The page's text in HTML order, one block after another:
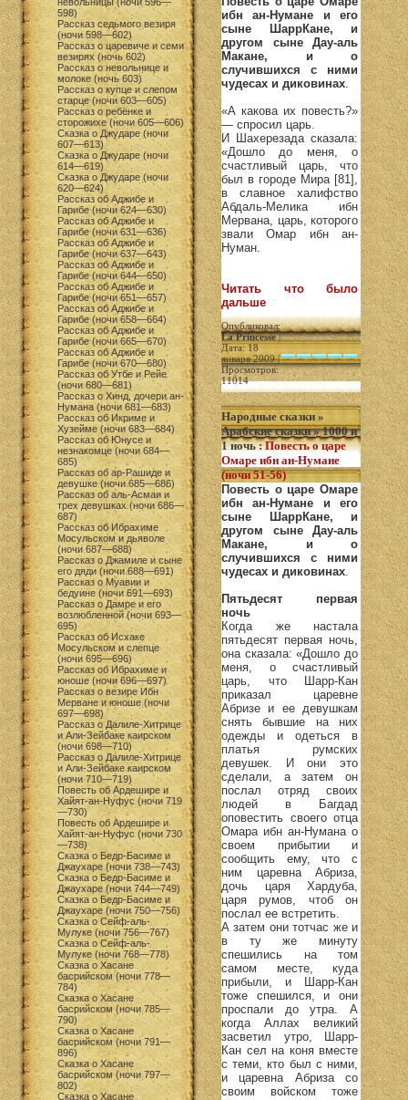
598)
Рассказ седьмого везиря
(ночи 598—602)
Рассказ о царевиче и семи
везирях (ночь 602)
Рассказ о невольнице и
молоке (ночь 603)
Рассказ о купце и слепом
старце (ночи 603—605)
Рассказ о ребёнке и
сторожихе (ночи 605—606)
Сказка о Джударе (ночи
607—613)
Сказка о Джударе (ночи
614—619)
Сказка о Джударе (ночи
620—624)
Рассказ об Аджибе и
Гарибе (ночи 624—630)
Рассказ об Аджибе и
Гарибе (ночи 631—636)
Рассказ об Аджибе и
Гарибе (ночи 637—643)
Рассказ об Аджибе и
Гарибе (ночи 644—650)
Рассказ об Аджибе и
Гарибе (ночи 651—657)
Рассказ об Аджибе и
Гарибе (ночи 658—664)
Рассказ об Аджибе и
Гарибе (ночи 665—670)
Рассказ об Аджибе и
Гарибе (ночи 670—680)
Рассказ об Утбе и Рейе
(ночи 680—681)
Рассказ о Хинд, дочери ан-
Нумана (ночи 681—683)
Рассказ об Икриме и
Хузейме (ночи 683—684)
Рассказ об Юнусе и
незнакомце (ночи 684—
685)
Рассказ об ар-Рашиде и
девушке (ночи 685—686)
Рассказ об аль-Асмаи и
трех девушках (ночи 686—
687)
Рассказ об Ибрахиме
Мосульском и дьяволе
(ночи 687—688)
Рассказ о Джамиле и сыне
его дяди (ночи 688—691)
Рассказ о Муавии и
бедуине (ночи 691—693)
Рассказ о Дамре и его
возлюбленной (ночи 693—
695)
Рассказ об Исхаке
Мосульском и слепце
(ночи 695—696)
Рассказ об Ибрахиме и
юноше (ночи 696—697)
Рассказ о везире Ибн
Мерване и юноше (ночи
697—698)
Рассказ о Далиле-Хитрице
и Али-Зейбаке каирском
(ночи 698—710)
Рассказ о Далиле-Хитрице
и Али-Зейбаке каирском
(ночи 710—719)
Повесть об Ардешире и
Хайят-ан-Нуфус (ночи 719
—730)
Повесть об Ардешире и
Хайят-ан-Нуфус (ночи 730
—738)
Сказка о Бедр-Басиме и
Джаухаре (ночи 738—743)
Сказка о Бедр-Басиме и
Джаухаре (ночи 744—749)
Сказка о Бедр-Басиме и
Джаухаре (ночи 750—756)
Сказка о Сейф-аль-
Мулуке (ночи 756—767)
Сказка о Сейф-аль-
Мулуке (ночи 768—778)
Сказка о Хасане
басрийском (ночи 778—
784)
Сказка о Хасане
басрийском (ночи 785—
790)
Сказка о Хасане
басрийском (ночи 791—
896)
Сказка о Хасане
басрийском (ночи 797—
802)
Сказка о Хасане
ибн ан-Нумане и его
сыне ШаррКане, и
другом сыне Дау-аль
Макане, и о
случившихся с ними
чудесах и диковинах.
«А какова их повесть?»
— спросил царь.
И Шахерезада сказала:
«Дошло до меня, о
счастливый царь, что
был в городе Мира [81],
в славное халифство
Абдаль-Мелика ибн
Мервана, царь, которого
звали Омар ибн ан-
Нуман.
Читать что было
дальше
Опубликовал:
La Princesse|
Дата: 18
января 2009 |
Просмотров:
11014
Народные сказки »
Арабские сказки»1000 и
1 ночь:Повесть о царе
Омаре ибн ан-Нумане
(ночи 51-56)
Повесть о царе Омаре
ибн ан-Нумане и его
сыне ШаррКане, и
другом сыне Дау-аль
Макане, и о
случившихся с ними
чудесах и диковинах.
Пятьдесят первая
ночь
Когда же настала
пятьдесят первая ночь,
она сказала: «Дошло до
меня, о счастливый
царь, что Шарр-Кан
приказал царевне
Абризе и ее девушкам
снять бывшие на них
одежды и одеться в
платья румских
девушек. И они это
сделали, а затем он
послал отряд своих
людей в Багдад
оповестить своего отца
Омара ибн ан-Нумана о
своем прибытии и
сообщить ему, что с
ним царевна Абриза,
дочь царя Хардуба,
царя румов, чтоб он
послал ее встретить.
А затем они тотчас же и
в ту же минуту
спешились на том
самом месте, куда
прибыли, и Шарр-Кан
тоже спешился, и они
проспали до утра. А
когда Аллах великий
засветил утро, Шарр-
Кан сел на коня вместе
с теми, кто был с ними,
и царевна Абриза со
своим войском тоже